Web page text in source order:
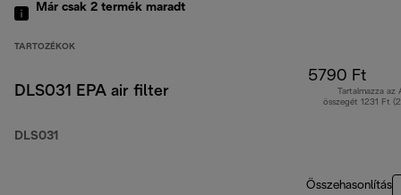
Már csak 2 termék maradt
TARTOZÉKOK
DLS031 EPA air filter
DLS031
5790 Ft
Tartalmazza az
összegét 1231 Ft
Összehasonlítás